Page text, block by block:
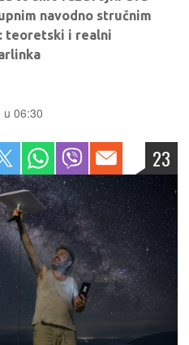
navodno stručnim
teoretski i realni
u 06:30
23